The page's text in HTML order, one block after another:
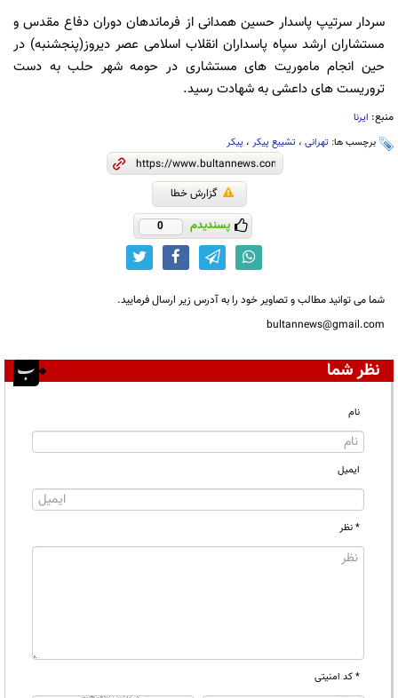
سردار سرتیپ پاسدار حسین همدانی از فرماندهان دوران دفاع مقدس و
مستشاران ارشد سپاه پاسداران انقلاب اسلامی عصر دیروز(پنجشنبه) در
حین انجام ماموریت های مستشاری در حومه شهر حلب به دست
تروریست های داعشی به شهادت رسید.
منبع: ایرنا
برچسب ها: تهرانی ، تشییع پیکر ، پیکر
گزارش خطا
پسندیدم 0
شما می توانید مطالب و تصاویر خود را به آدرس زیر ارسال فرمایید.
bultannews@gmail.com
نظر شما
نام
ایمیل
* نظر
* کد امنیتی